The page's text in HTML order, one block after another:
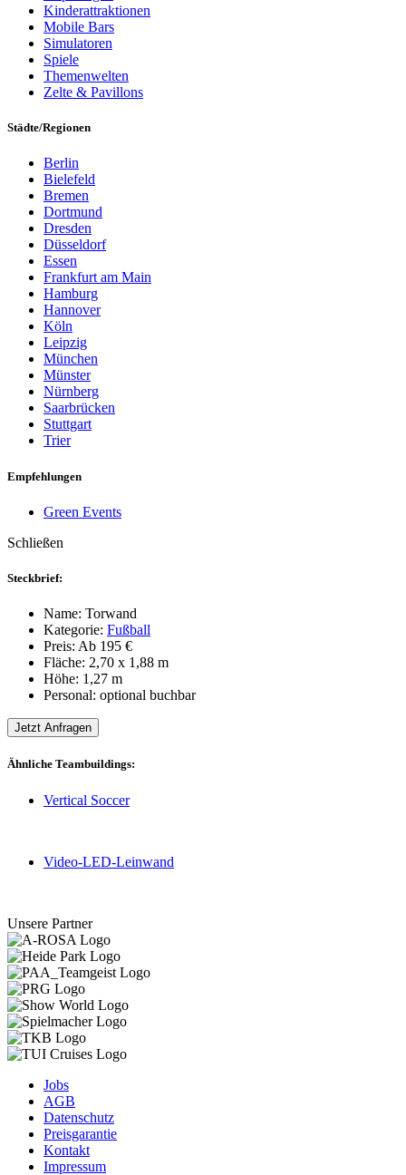
Kinderattraktionen
Mobile Bars
Simulatoren
Spiele
Themenwelten
Zelte & Pavillons
Städte/Regionen
Berlin
Bielefeld
Bremen
Dortmund
Dresden
Düsseldorf
Essen
Frankfurt am Main
Hamburg
Hannover
Köln
Leipzig
München
Münster
Nürnberg
Saarbrücken
Stuttgart
Trier
Empfehlungen
Green Events
Schließen
Steckbrief:
Name: Torwand
Kategorie: Fußball
Preis: Ab 195 €
Fläche: 2,70 x 1,88 m
Höhe: 1,27 m
Personal: optional buchbar
Jetzt Anfragen
Ähnliche Teambuildings:
Vertical Soccer
Video-LED-Leinwand
Unsere Partner
Jobs
AGB
Datenschutz
Preisgarantie
Kontakt
Impressum